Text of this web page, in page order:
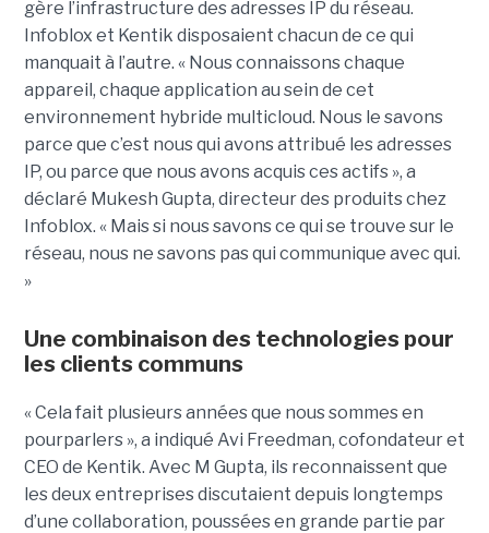
gère l’infrastructure des adresses IP du réseau.
Infoblox et Kentik disposaient chacun de ce qui
manquait à l’autre. « Nous connaissons chaque
appareil, chaque application au sein de cet
environnement hybride multicloud. Nous le savons
parce que c’est nous qui avons attribué les adresses
IP, ou parce que nous avons acquis ces actifs », a
déclaré Mukesh Gupta, directeur des produits chez
Infoblox. « Mais si nous savons ce qui se trouve sur le
réseau, nous ne savons pas qui communique avec qui.
»
Une combinaison des technologies pour
les clients communs
« Cela fait plusieurs années que nous sommes en
pourparlers », a indiqué Avi Freedman, cofondateur et
CEO de Kentik. Avec M Gupta, ils reconnaissent que
les deux entreprises discutaient depuis longtemps
d’une collaboration, poussées en grande partie par